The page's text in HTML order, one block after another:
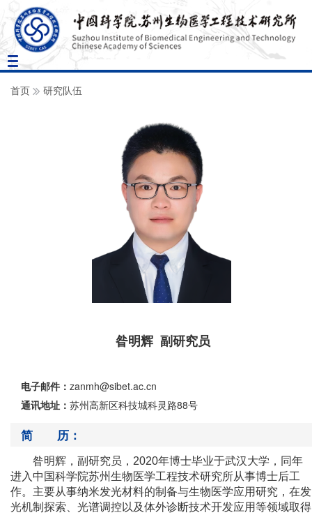
Toggle
navigation
首页 研究队伍
昝明辉 副研究员
电子邮件： zanmh@sibet.ac.cn
通讯地址： 苏州高新区科技城科灵路88号
简 历：
昝明辉，副研究员，2020年博士毕业于武汉大学，同年
进入中国科学院苏州生物医学工程技术研究所从事博士后工
作。主要从事纳米发光材料的制备与生物医学应用研究，在发
光机制探索、光谱调控以及体外诊断技术开发应用等领域取得